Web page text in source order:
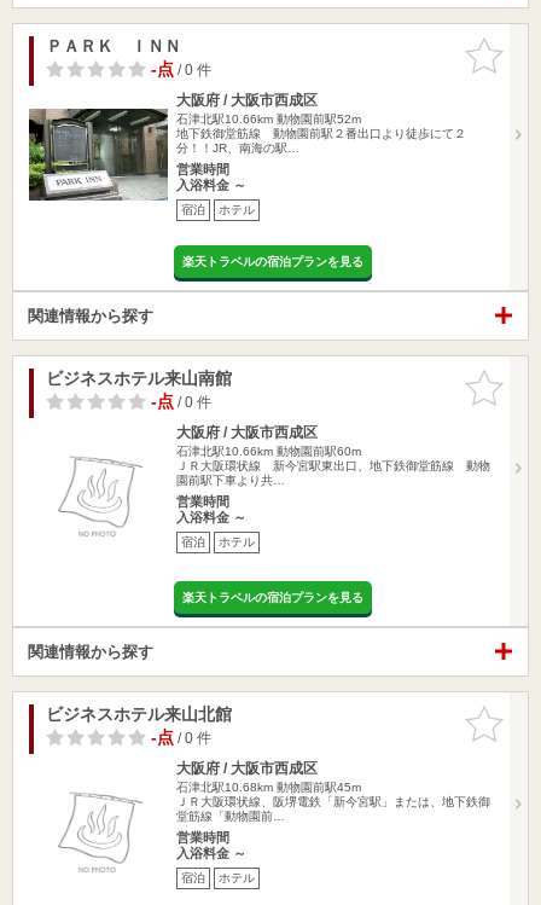
お気に入
りに追加
ＰＡＲＫ ＩＮＮ
-点/ 0 件
大阪府 / 大阪市西成区
石津北駅10.66km 動物園前駅52m
地下鉄御堂筋線 動物園前駅２番出口より徒歩にて２
分！！JR、南海の駅…
営業時間
入浴料金 ～
宿泊 ホテル
楽天トラベルの宿泊プランを見る
関連情報から探す
お気に入
りに追加
ビジネスホテル来山南館
-点/ 0 件
大阪府 / 大阪市西成区
石津北駅10.66km 動物園前駅60m
ＪＲ大阪環状線 新今宮駅東出口、地下鉄御堂筋線 動物
園前駅下車より共…
営業時間
入浴料金 ～
宿泊 ホテル
楽天トラベルの宿泊プランを見る
関連情報から探す
お気に入
りに追加
ビジネスホテル来山北館
-点/ 0 件
大阪府 / 大阪市西成区
石津北駅10.68km 動物園前駅45m
ＪＲ大阪環状線、阪堺電鉄「新今宮駅」または、地下鉄御
堂筋線「動物園前…
営業時間
入浴料金 ～
宿泊 ホテル